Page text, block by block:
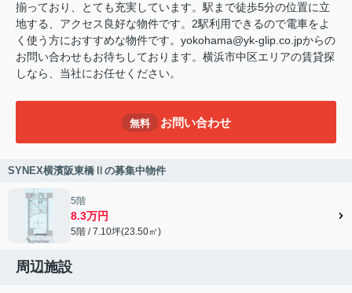
揃っており、とても充実しています。駅まで徒歩5分の位置に立
地する、アクセス良好な物件です。2駅利用できるので電車をよ
く使う方におすすめな物件です。yokohama@yk-glip.co.jpからの
お問い合わせもお待ちしております。横浜市中区エリアの賃貸探
しなら、当社にお任せください。
無料 お問い合わせ
SYNEX横濱阪東橋Ⅱの募集中物件
5階
8.3万円
5階 / 7.10坪(23.50㎡)
周辺施設